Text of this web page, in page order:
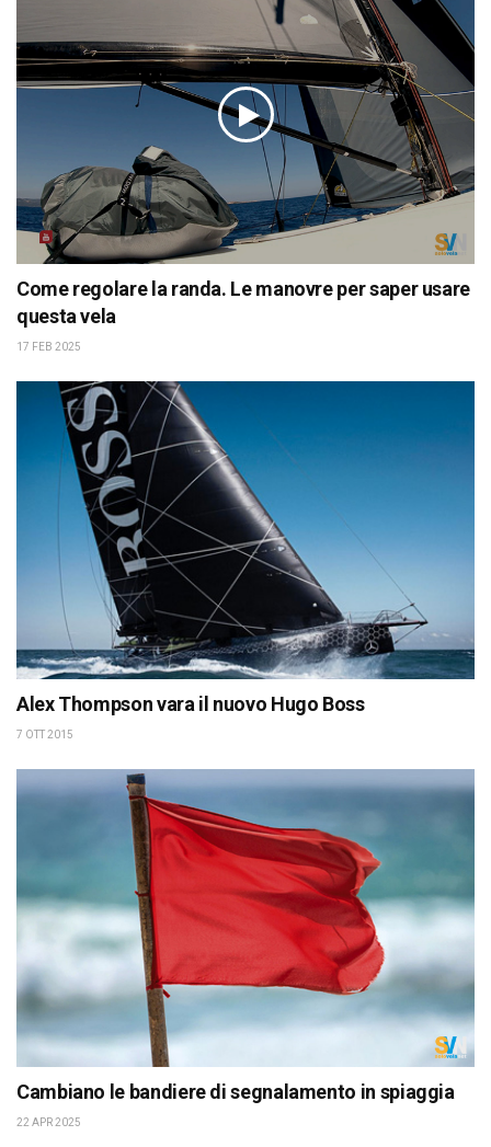
Come regolare la randa. Le manovre per saper usare
questa vela
17 FEB 2025
Alex Thompson vara il nuovo Hugo Boss
7 OTT 2015
Cambiano le bandiere di segnalamento in spiaggia
22 APR 2025